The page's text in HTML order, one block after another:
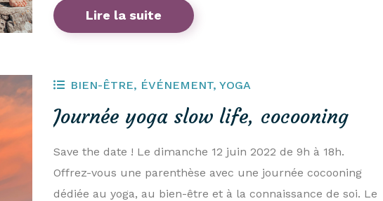
Lire la suite
BIEN-ÊTRE, ÉVÉNEMENT,YOGA
Journée yoga slow life, cocooning
Save the date ! Le dimanche 12 juin 2022 de 9h à 18h.
Offrez-vous une parenthèse avec une journée cocooning
dédiée au yoga, au bien-être et à la connaissance de soi. Le